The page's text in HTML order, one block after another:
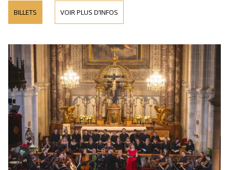
BILLETS VOIR PLUS D’INFOS